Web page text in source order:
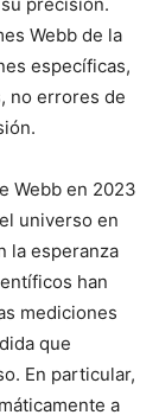
Webb de la
específicas,
no errores de
Webb en 2023
universo en
la esperanza
han
mediciones
que
En particular,
a